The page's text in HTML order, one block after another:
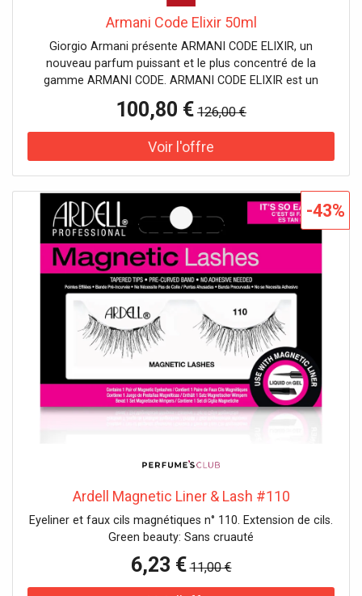
Armani Code Elixir 50ml
Giorgio Armani présente ARMANI CODE ELIXIR, un
nouveau parfum puissant et le plus concentré de la
gamme ARMANI CODE. ARMANI CODE ELIXIR est un
épicées, qui associe une masculinité magnétique à une
chaleur captivante. Nouveau parfum puissant. La plus
haute intensité de la gamme Armani Code. Notes
ambrées, cuirées et épicées. Masculinité magnétique et
sensuel Note de tête : Mandarine et cardamome Note de
cœur : Cuir Note de fond : Fève tonka fumée Application :
Vaporiser sur les poignets et le cou. Pour obtenir un
sillage longue durée, vaporiser en double cercle autour de
la tête et en direction des épaules. AVERTISSEMENT :
ATTENTION : INFLAMMABLE JUSQU’AU SÉCHAGE. TENIR
ÉLOIGNÉ DE TOUTE FLAMME, SOURCE D’ÉINCELLES OU
CORPS INCANDESCENTS. NE PAS VAPORISER SUR UNE
PEAU IRRITÉE NI DANS LES YEUX. EN CAS DE CONTACT,
RINCER IMMÉDIATEMENT ET ABONDAMMENT AVEC DE
L’EAU.
100,80 € 126,00 €
Ardell Magnetic Liner & Lash #110
Eyeliner et faux cils magnétiques n° 110. Extension de cils.
Green beauty: Sans cruauté
6,23 € 11,00 €
-43%